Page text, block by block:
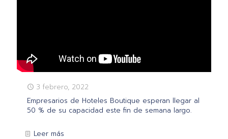
3 febrero, 2022
Empresarios de Hoteles Boutique esperan llegar al
50 % de su capacidad este fin de semana largo.
Leer más